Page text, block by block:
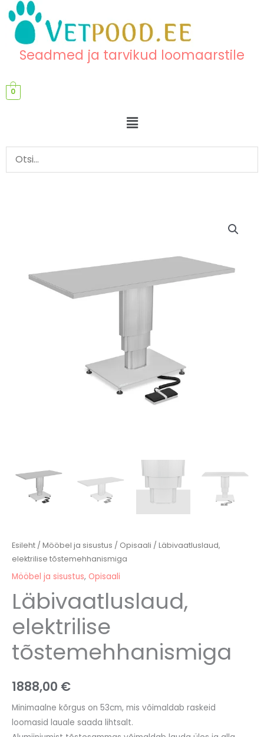
content
content
Seadmed ja tarvikud loomaarstile
0
Menu
Esileht / Mööbel ja sisustus / Opisaali / Läbivaatluslaud,
elektrilise tõstemehhanismiga
Mööbel ja sisustus, Opisaali
Läbivaatluslaud,
elektrilise
tõstemehhanismiga
1888,00 €
Minimaalne kõrgus on 53cm, mis võimaldab raskeid
loomasid lauale saada lihtsalt.